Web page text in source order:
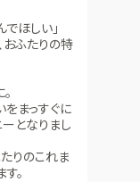
フェア予約
でほしい」
ふたりの特
まっすぐに
となりまし
りのこれま
。